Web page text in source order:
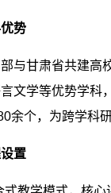
势
与甘肃省共建高
文学等优势学科
余个，为跨学科
置